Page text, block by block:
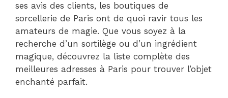
ses avis des clients, les boutiques de
sorcellerie de Paris ont de quoi ravir tous les
amateurs de magie. Que vous soyez à la
recherche d’un sortilège ou d’un ingrédient
magique, découvrez la liste complète des
meilleures adresses à Paris pour trouver l’objet
enchanté parfait.